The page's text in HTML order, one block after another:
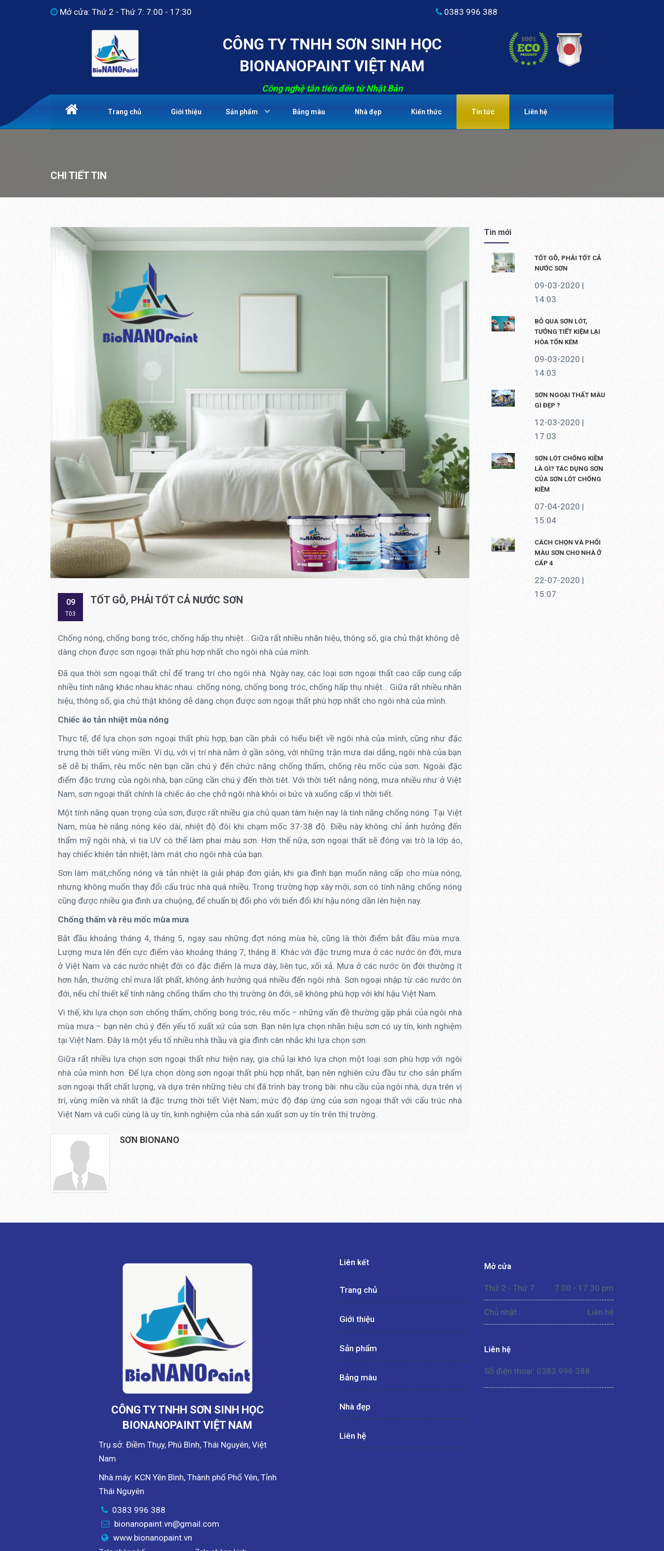
Mở cửa: Thứ 2 - Thứ 7: 7:00 - 17:30 0383 996 388
CÔNG TY TNHH SƠN SINH HỌC
BIONANOPAINT VIỆT NAM
Công nghệ tân tiến đến từ Nhật Bản
Trang chủ Giới thiệu Sản phẩm Bảng màu Nhà đẹp Kiến thức Tin tức Liên hệ
CHI TIẾT TIN
09
T03
TỐT GỖ, PHẢI TỐT CẢ NƯỚC SƠN
Chống nóng, chống bong tróc, chống hấp thụ nhiệt… Giữa rất nhiều nhãn hiệu, thông số, gia chủ thật không dễ
dàng chọn được sơn ngoại thất phù hợp nhất cho ngôi nhà của mình.
Đã qua thời sơn ngoại thất chỉ để trang trí cho ngôi nhà. Ngày nay, các loại sơn ngoại thất cao cấp cung cấp
nhiều tính năng khác nhau khác nhau: chống nóng, chống bong tróc, chống hấp thụ nhiệt… Giữa rất nhiều nhãn
hiệu, thông số, gia chủ thật không dễ dàng chọn được sơn ngoại thất phù hợp nhất cho ngôi nhà của mình.
Chiếc áo tản nhiệt mùa nóng
Thực tế, để lựa chọn sơn ngoại thất phù hợp, bạn cần phải có hiểu biết về ngôi nhà của mình, cũng như đặc
trưng thời tiết vùng miền. Ví dụ, với vị trí nhà nằm ở gần sông, với những trận mưa dai dẳng, ngôi nhà của bạn
sẽ dễ bị thấm, rêu mốc nên bạn cần chú ý đến chức năng chống thấm, chống rêu mốc của sơn. Ngoài đặc
điểm đặc trưng của ngôi nhà, bạn cũng cần chú ý đến thời tiêt. Với thời tiết nắng nóng, mưa nhiều như ở Việt
Nam, sơn ngoại thất chính là chiếc áo che chở ngôi nhà khỏi oi bức và xuống cấp vì thời tiết.
Một tính năng quan trọng của sơn, được rất nhiều gia chủ quan tâm hiện nay là tính năng chống nóng. Tại Việt
Nam, mùa hè nắng nóng kéo dài, nhiệt độ đôi khi chạm mốc 37-38 độ. Điều này không chỉ ảnh hưởng đến
thẩm mỹ ngôi nhà, vì tia UV có thể làm phai màu sơn. Hơn thế nữa, sơn ngoại thất sẽ đóng vai trò là lớp áo,
hay chiếc khiên tản nhiệt, làm mát cho ngôi nhà của bạn.
Sơn làm mát,chống nóng và tản nhiệt là giải pháp đơn giản, khi gia đình bạn muốn nâng cấp cho mùa nóng,
nhưng không muốn thay đổi cấu trúc nhà quá nhiều. Trong trường hợp xây mới, sơn có tính năng chống nóng
cũng được nhiều gia đình ưa chuộng, để chuẩn bị đối phó với biến đổi khí hậu nóng dần lên hiện nay.
Chống thấm và rêu mốc mùa mưa
Bắt đầu khoảng tháng 4, tháng 5, ngay sau những đợt nóng mùa hè, cũng là thời điểm bắt đầu mùa mưa.
Lượng mưa lên đến cực điểm vào khoảng tháng 7, tháng 8. Khác với đặc trưng mưa ở các nước ôn đới, mưa
ở Việt Nam và các nước nhiệt đới có đặc điểm là mưa dày, liên tục, xối xả. Mưa ở các nước ôn đới thường ít
hơn hẳn, thường chỉ mưa lất phất, không ảnh hưởng quá nhiều đến ngôi nhà. Sơn ngoại nhập từ các nước ôn
đới, nếu chỉ thiết kế tính năng chống thấm cho thị trường ôn đới, sẽ không phù hợp với khí hậu Việt Nam.
Vì thế, khi lựa chọn sơn chống thấm, chống bong tróc, rêu mốc – những vấn đề thường gặp phải của ngôi nhà
mùa mưa – bạn nên chú ý đến yếu tố xuất xứ của sơn. Bạn nên lựa chọn nhãn hiệu sơn có uy tín, kinh nghiệm
tại Việt Nam. Đây là một yếu tố nhiều nhà thầu và gia đình cân nhắc khi lựa chọn sơn.
Giữa rất nhiều lựa chọn sơn ngoại thất như hiện nay, gia chủ lại khó lựa chọn một loại sơn phù hợp với ngôi
nhà của mình hơn. Để lựa chọn dòng sơn ngoại thất phù hợp nhất, bạn nên nghiên cứu đầu tư cho sản phẩm
sơn ngoại thất chất lượng, và dựa trên những tiêu chí đã trình bày trong bài: nhu cầu của ngôi nhà, dựa trên vị
trí, vùng miền và nhất là đặc trưng thời tiết Việt Nam; mức độ đáp ứng của sơn ngoại thất với cấu trúc nhà
Việt Nam và cuối cùng là uy tín, kinh nghiệm của nhà sản xuất sơn uy tín trên thị trường.
SƠN BIONANO
Tin mới
TỐT GỖ, PHẢI TỐT CẢ
NƯỚC SƠN
09-03-2020 |
14:03
BỎ QUA SƠN LÓT,
TƯỞNG TIẾT KIỆM LẠI
HÓA TỐN KÉM
09-03-2020 |
14:03
SƠN NGOẠI THẤT MÀU
GÌ ĐẸP ?
12-03-2020 |
17:03
SƠN LÓT CHỐNG KIỀM
LÀ GÌ? TÁC DỤNG SƠN
CỦA SƠN LÓT CHỐNG
KIỀM
07-04-2020 |
15:04
CÁCH CHỌN VÀ PHỐI
MÀU SƠN CHO NHÀ Ở
CẤP 4
22-07-2020 |
15:07
CÔNG TY TNHH SƠN SINH HỌC
BIONANOPAINT VIỆT NAM
Trụ sở: Điềm Thụy, Phú Bình, Thái Nguyên, Việt
Nam
Nhà máy: KCN Yên Bình, Thành phố Phổ Yên, Tỉnh
Thái Nguyên
0383 996 388
bionanopaint.vn@gmail.com
www.bionanopaint.vn
Liên kết
Trang chủ
Giới thiệu
Sản phẩm
Bảng màu
Nhà đẹp
Liên hệ
Mở cửa
Thứ 2 - Thứ 7 : 7.00 - 17.30 pm
Chủ nhật : Liên hệ
Liên hệ
Số điện thoại: 0383 996 388